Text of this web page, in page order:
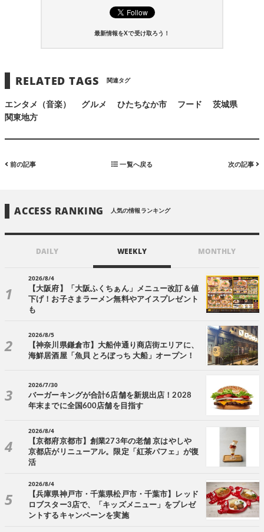
最新情報をXで受け取ろう！
RELATED TAGS 関連タグ
エンタメ（音楽） グルメ ひたちなか市 フード
茨城県
関東地方
前の記事 一覧へ戻る 次の記事
ACCESS RANKING 人気の情報ランキング
DAILY WEEKLY MONTHLY
2026/8/4
【大阪府】「大阪ふくちぁん」メニュー改訂＆値
下げ！お子さまラーメン無料やアイスプレゼント
も
2026/8/5
【神奈川県鎌倉市】大船仲通り商店街エリアに、
海鮮居酒屋「魚貝 とろぼっち 大船」オープン！
2026/7/30
バーガーキングが合計6店舗を新規出店！2028
年末までに全国600店舗を目指す
2026/8/4
【京都府京都市】創業273年の老舗 京はやしや
京都店がリニューアル。限定「紅茶パフェ」が復
活
2026/8/4
【兵庫県神戸市・千葉県松戸市・千葉市】レッド
ロブスター3店で、「キッズメニュー」をプレゼ
ントするキャンペーンを実施